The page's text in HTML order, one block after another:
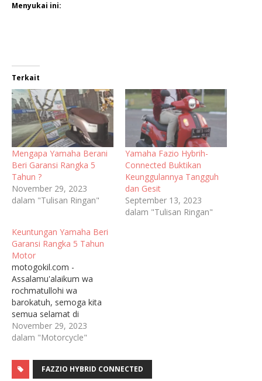
Menyukai ini:
Terkait
Mengapa Yamaha Berani
Beri Garansi Rangka 5
Tahun ?
November 29, 2023
dalam "Tulisan Ringan"
Yamaha Fazio Hybrih-
Connected Buktikan
Keunggulannya Tangguh
dan Gesit
September 13, 2023
dalam "Tulisan Ringan"
Keuntungan Yamaha Beri
Garansi Rangka 5 Tahun
Motor
motogokil.com -
Assalamu'alaikum wa
rochmatullohi wa
barokatuh, semoga kita
semua selamat di
perjalanan sampai ke
tujuan. Ditinjau dari
pragmatis, maka
pemberian garansi bagi
November 29, 2023
dalam "Motorcycle"
FAZZIO HYBRID CONNECTED